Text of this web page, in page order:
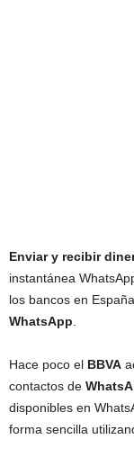
Enviar y recibir
instantánea
los bancos en
WhatsApp
Hace poco el BBVA
contactos de
disponibles en
forma sencilla